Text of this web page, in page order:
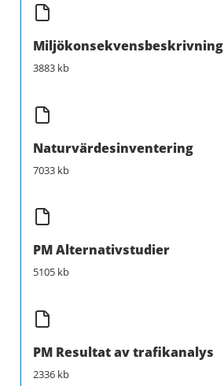
Miljökonsekvensbeskrivning
3883 kb
Naturvärdesinventering
7033 kb
PM Alternativstudier
5105 kb
PM Resultat av trafikanalys
2336 kb